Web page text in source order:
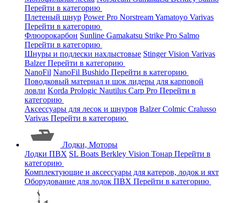
Перейти в категорию
Плетеный шнур Power Pro NorstreamYamatoyo Varivas
Перейти в категорию
Флюорокарбон Sunline Gamakatsu Strike Pro Salmo
Перейти в категорию
Шнуры и подлески нахлыстовые StingerVision Varivas
BalzerПерейти в категорию
NanoFil NanoFil Bushido Перейти в категорию
Поводковый материал и шок лидеры для карповой
ловли Korda Prologic Nautilus Carp Pro Перейти в
категорию
Аксессуары для лесок и шнуров BalzerColmic Cralusso
Varivas Перейти в категорию
Лодки, Моторы
Лодки ПВХ SL Boats Berkley Vision Тонар Перейти в
категорию
Комплектующие и аксессуары для катеров, лодок и яхт
Оборудование для лодок ПВХ Перейти в категорию